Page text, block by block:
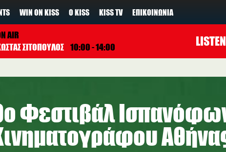
WIN ON KISS Ο KISS KISS TV ΕΠΙΚΟΙΝΩΝΊΑ
AIR
ΣΙΤΟΠΟΥΛΟΣ 10:00 - 14:00 LISTEN
Φεστιβάλ